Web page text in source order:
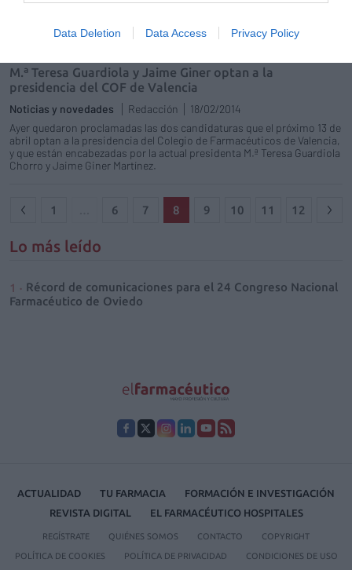
Data Deletion Data Access Privacy Policy
próximo 13 de abril.
M.ª Teresa Guardiola y Jaime Giner optan a la
presidencia del COF de Valencia
Noticias y novedades Redacción
18/02/2014
Ayer quedaron proclamadas las dos candidaturas que el próximo 13 de
abril optan a la presidencia del Colegio de Farmacéuticos de Valencia,
y que están encabezadas por la actual presidenta M.ª Teresa Guardiola
Chorro y Jaime Giner Martínez.
1 6 7 8 9 10 11 12
Lo más leído
Récord de comunicaciones para el 24 Congreso Nacional
Farmacéutico de Oviedo
ACTUALIDAD TU FARMACIA
FORMACIÓN E INVESTIGACIÓN
REVISTA DIGITAL
EL FARMACÉUTICO HOSPITALES
REGÍSTRATE QUIÉNES SOMOS CONTACTO COPYRIGHT
POLÍTICA DE COOKIES POLÍTICA DE PRIVACIDAD CONDICIONES DE USO